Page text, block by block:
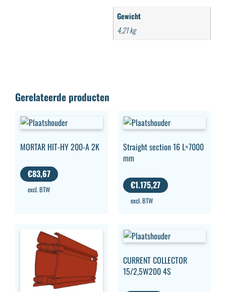
Gewicht
4,21 kg
Gerelateerde producten
MORTAR HIT-HY 200-A 2K
€83,67
excl. BTW
Straight section 16 L=7000
mm
€1.175,27
excl. BTW
CURRENT COLLECTOR
15/2,5W200 4S